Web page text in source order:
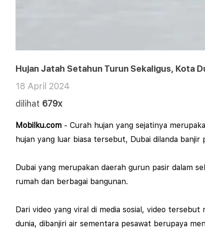
Hujan Jatah Setahun Turun Sekaligus, Kota
18 April 2024
dilihat 679x
Mobilku.com - Curah hujan yang sejatinya
hujan yang luar biasa tersebut, Dubai dilanda
Dubai yang merupakan daerah gurun pasir dalam
rumah dan berbagai bangunan.
Dari video yang viral di media sosial, video
dunia, dibanjiri air sementara pesawat berupaya